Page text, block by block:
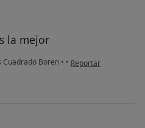
la mejor
Cuadrado Boren • • en opinión del
Reportar